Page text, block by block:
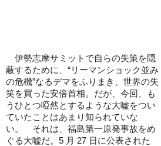
伊勢志摩サミットで自らの失策を隠
蔽するために、“リーマンショック並み
の危機”なるデマをふりまき、世界の失
笑を買った安倍首相。だが、今回、も
うひとつ啞然とするような大嘘をつい
ていたことはあまり知られていな
い。 それは、福島第一原発事故をめ
ぐる大嘘だ。5 月 27 日に公表された